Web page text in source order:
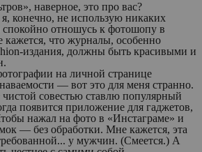
наверное, это про вас?
конечно, не использую никаких
отношусь к фотошопу в
что журналы, особенно
издания, должны быть красивыми и
на личной странице
— вот это для меня странно.
чистой совестью ставлю популярный
появится приложение для гаджетов,
нажал на фото в «Инстаграме» и
— без обработки. Мне кажется, эта
у мужчин. (Смеется.) А